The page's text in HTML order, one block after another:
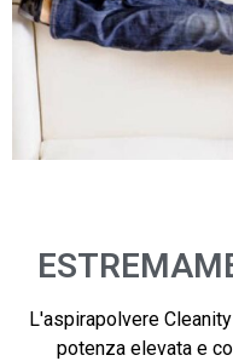
L'aspirapolvere
potenza elevata e